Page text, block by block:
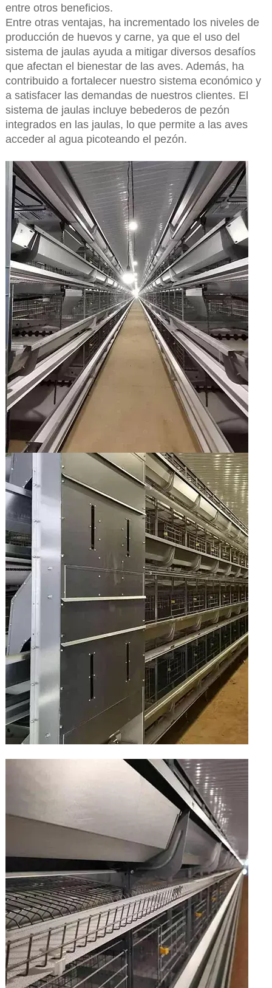
entre otros beneficios.
Entre otras ventajas, ha incrementado los niveles de
producción de huevos y carne, ya que el uso del
sistema de jaulas ayuda a mitigar diversos desafíos
que afectan el bienestar de las aves. Además, ha
contribuido a fortalecer nuestro sistema económico y
a satisfacer las demandas de nuestros clientes. El
sistema de jaulas incluye bebederos de pezón
integrados en las jaulas, lo que permite a las aves
acceder al agua picoteando el pezón.